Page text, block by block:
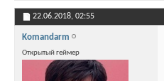
22.06.2018, 02:55
Komandarm
Открытый геймер